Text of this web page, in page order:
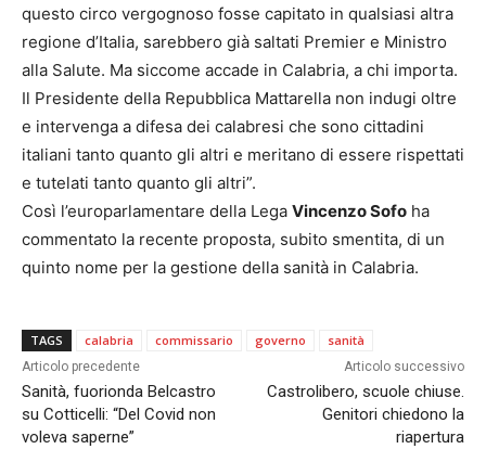
questo circo vergognoso fosse capitato in qualsiasi altra
regione d’Italia, sarebbero già saltati Premier e Ministro
alla Salute. Ma siccome accade in Calabria, a chi importa.
Il Presidente della Repubblica Mattarella non indugi oltre
e intervenga a difesa dei calabresi che sono cittadini
italiani tanto quanto gli altri e meritano di essere rispettati
e tutelati tanto quanto gli altri”.
Così l’europarlamentare della Lega Vincenzo Sofo ha
commentato la recente proposta, subito smentita, di un
quinto nome per la gestione della sanità in Calabria.
TAGS calabria commissario governo sanità
Articolo precedente
Sanità, fuorionda Belcastro
su Cotticelli: “Del Covid non
voleva saperne”
Articolo successivo
Castrolibero, scuole chiuse.
Genitori chiedono la
riapertura